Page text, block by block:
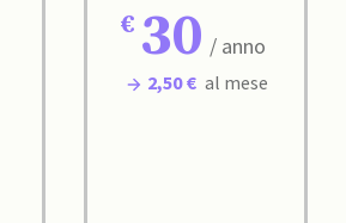
30 / anno
2,50 € al mese